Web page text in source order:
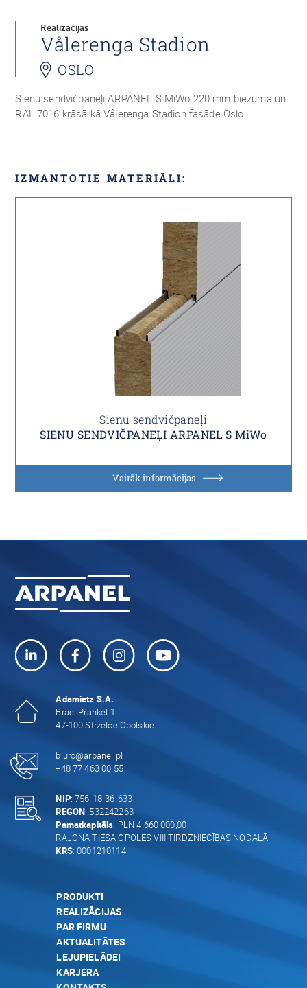
Realizācijas
Vålerenga Stadion
OSLO
Sienu sendvičpaneļi ARPANEL S MiWo 220 mm biezumā un
RAL 7016 krāsā kā Vålerenga Stadion fasāde Oslo.
IZMANTOTIE MATERIĀLI:
Sienu sendvičpaneļi
SIENU SENDVIČPANEĻI ARPANEL S MiWo
Vairāk informācijas
Adamietz S.A.
Braci Prankel 1
47-100 Strzelce Opolskie
biuro@arpanel.pl
+48 77 463 00 55
NIP: 756-18-36-633
REGON: 532242263
Pamatkapitāls: PLN 4 660 000,00
RAJONA TIESA OPOLES VIII TIRDZNIECĪBAS NODAĻĀ
KRS: 0001210114
PRODUKTI
REALIZĀCIJAS
PAR FIRMU
AKTUALITĀTES
LEJUPIELĀDEI
KARJERA